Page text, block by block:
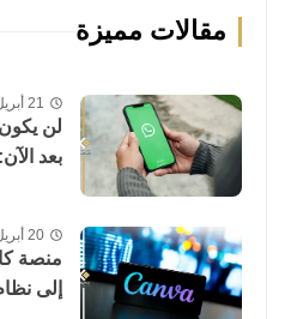
مقالات مميزة
21 أبريل 2026م
لن
بعد
20 أبريل 2026م
منصة
إلى